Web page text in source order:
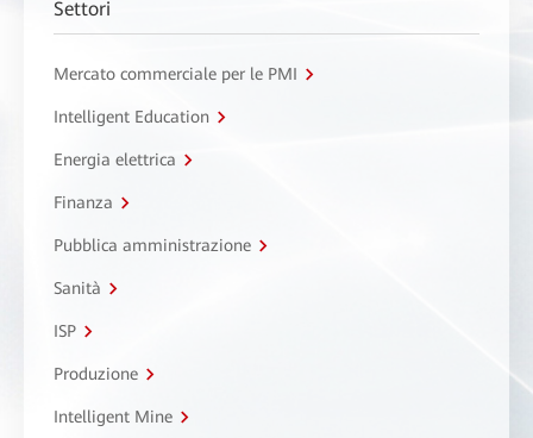
Settori
Mercato commerciale per le PMI
Intelligent Education
Energia elettrica
Finanza
Pubblica amministrazione
Sanità
ISP
Produzione
Intelligent Mine